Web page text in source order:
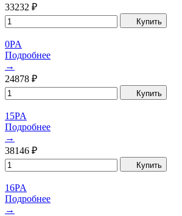
33232 ₽
Купить
0PA
Подробнее
→
24878 ₽
Купить
15PA
Подробнее
→
38146 ₽
Купить
16PA
Подробнее
→